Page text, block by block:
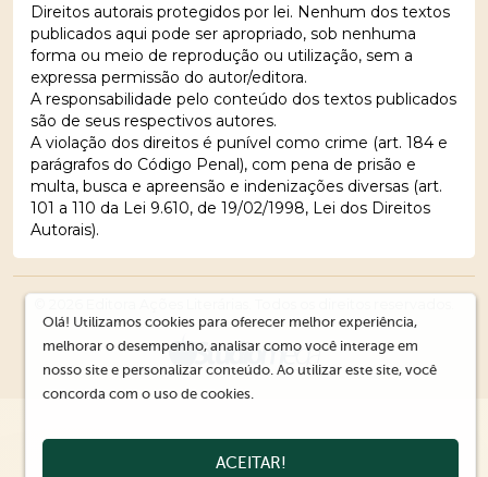
Direitos autorais protegidos por lei. Nenhum dos textos
publicados aqui pode ser apropriado, sob nenhuma
forma ou meio de reprodução ou utilização, sem a
expressa permissão do autor/editora.
A responsabilidade pelo conteúdo dos textos publicados
são de seus respectivos autores.
A violação dos direitos é punível como crime (art. 184 e
parágrafos do Código Penal), com pena de prisão e
multa, busca e apreensão e indenizações diversas (art.
101 a 110 da Lei 9.610, de 19/02/1998, Lei dos Direitos
Autorais).
Olá! Utilizamos cookies para oferecer melhor experiência,
melhorar o desempenho, analisar como você interage em
nosso site e personalizar conteúdo. Ao utilizar este site, você
concorda com o uso de cookies.
ACEITAR!